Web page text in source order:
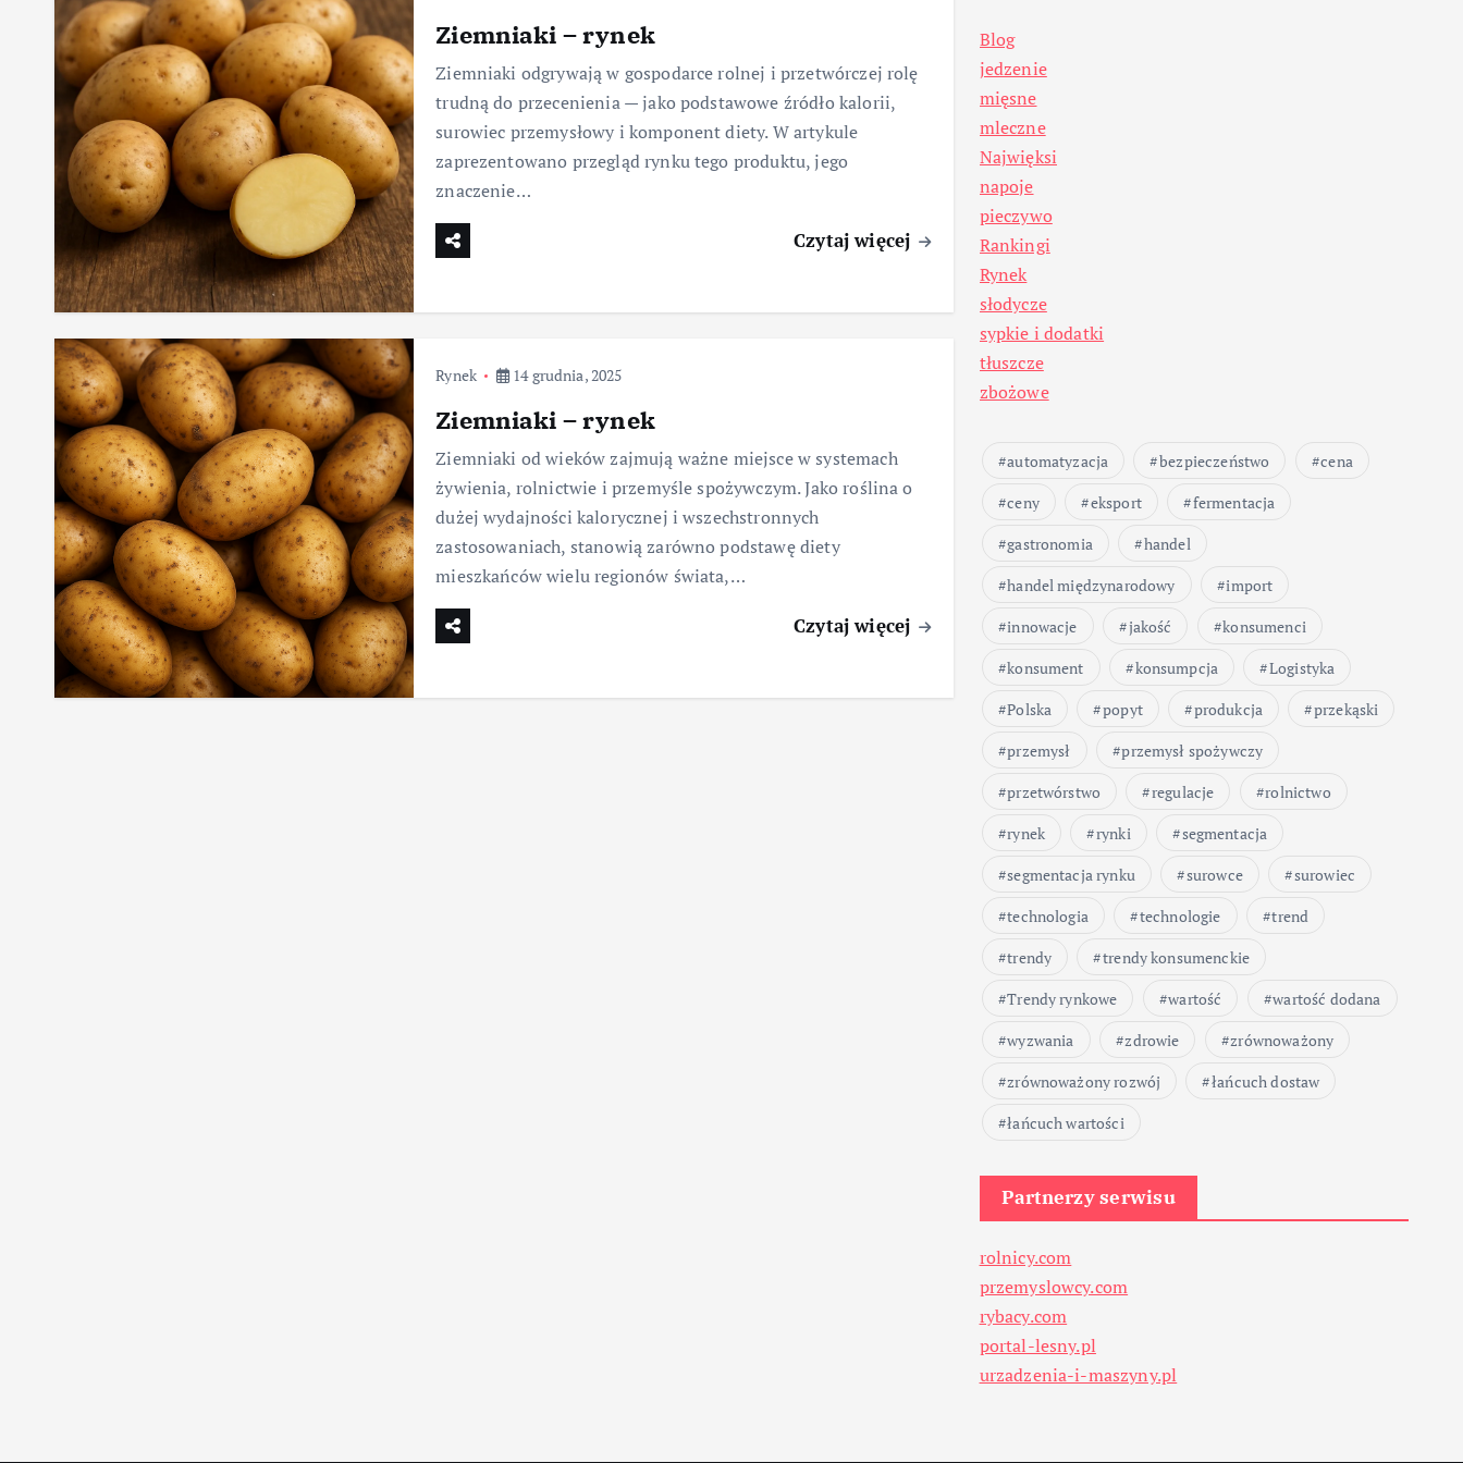
Ziemniaki – rynek
Ziemniaki odgrywają w gospodarce rolnej i przetwórczej rolę
trudną do przecenienia — jako podstawowe źródło kalorii,
surowiec przemysłowy i komponent diety. W artykule
zaprezentowano przegląd rynku tego produktu, jego
znaczenie…
Czytaj więcej
Rynek 14 grudnia, 2025
Ziemniaki – rynek
Ziemniaki od wieków zajmują ważne miejsce w systemach
żywienia, rolnictwie i przemyśle spożywczym. Jako roślina o
dużej wydajności kalorycznej i wszechstronnych
zastosowaniach, stanowią zarówno podstawę diety
mieszkańców wielu regionów świata,…
Czytaj więcej
Blog
jedzenie
mięsne
mleczne
Najwięksi
napoje
pieczywo
Rankingi
Rynek
słodycze
sypkie i dodatki
tłuszcze
zbożowe
automatyzacja bezpieczeństwo
cena
ceny
eksport
fermentacja
gastronomia
handel
handel międzynarodowy
import
innowacje
jakość
konsumenci
konsument
konsumpcja
Logistyka
Polska
popyt produkcja
przekąski
przemysł
przemysł spożywczy
przetwórstwo
regulacje
rolnictwo
rynek
rynki
segmentacja
segmentacja rynku
surowce
surowiec
technologia
technologie
trend
trendy
trendy konsumenckie
Trendy rynkowe
wartość
wartość dodana
wyzwania
zdrowie
zrównoważony
zrównoważony rozwój
łańcuch dostaw
łańcuch wartości
Partnerzy serwisu
rolnicy.com
przemyslowcy.com
rybacy.com
portal-lesny.pl
urzadzenia-i-maszyny.pl